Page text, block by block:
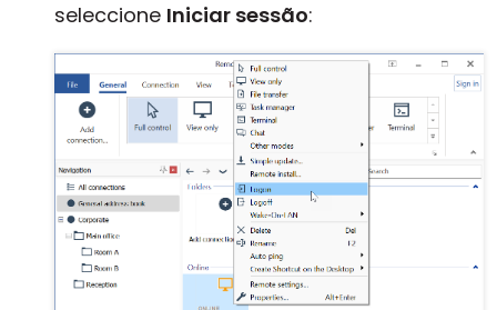
seleccione Iniciar sessão: